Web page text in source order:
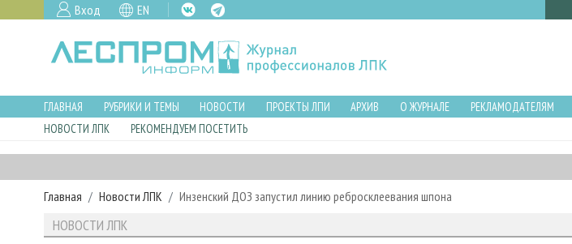
Вход EN
ГЛАВНАЯ РУБРИКИ И ТЕМЫ НОВОСТИ ПРОЕКТЫ ЛПИ АРХИВ О ЖУРНАЛЕ
РЕКЛАМОДАТЕЛЯМ
НОВОСТИ ЛПК
РЕКОМЕНДУЕМ ПОСЕТИТЬ
Главная Новости ЛПК Инзенский ДОЗ запустил линию ребросклеевания шпона
НОВОСТИ ЛПК